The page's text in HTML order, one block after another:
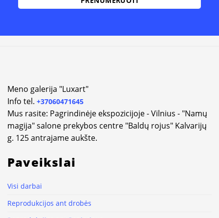
Meno galerija "Luxart"
Info tel. +37060471645
Mus rasite: Pagrindinėje ekspozicijoje - Vilnius - "Namų
magija" salone prekybos centre "Baldų rojus" Kalvarijų
g. 125 antrajame aukšte.
Paveikslai
Visi darbai
Reprodukcijos ant drobės